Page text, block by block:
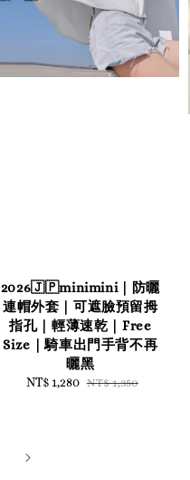
2026🇯🇵minimini｜防曬
連帽外套｜可遮臉預留拇
指孔｜輕薄速乾｜Free
Size｜騎車出門手背不再
曬黑
Sale
NT$ 1,280 Regular
NT$ 1,350